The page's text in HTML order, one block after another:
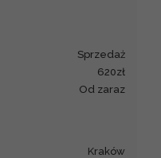
sprzedaż
620zł
od zaraz
Kraków